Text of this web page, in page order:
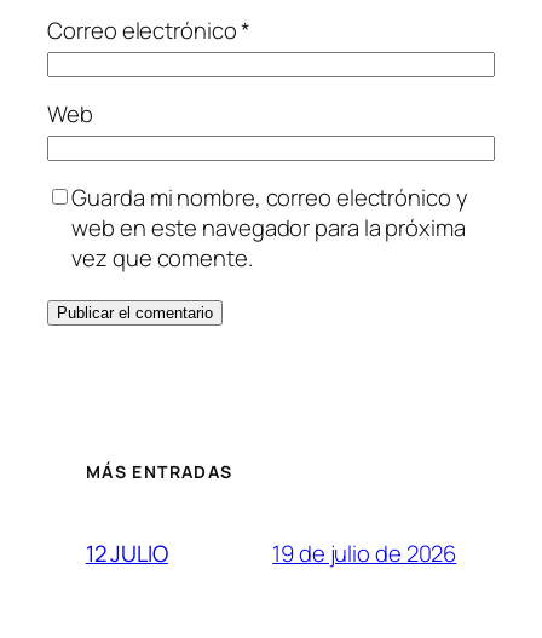
Correo electrónico*
Web
Guarda mi nombre, correo electrónico y
web en este navegador para la próxima
vez que comente.
MÁS ENTRADAS
12 JULIO 19 de julio de 2026